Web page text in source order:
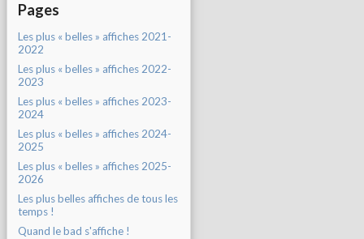
Pages
Les plus « belles » affiches 2021-
2022
Les plus « belles » affiches 2022-
2023
Les plus « belles » affiches 2023-
2024
Les plus « belles » affiches 2024-
2025
Les plus « belles » affiches 2025-
2026
Les plus belles affiches de tous les
temps !
Quand le bad s'affiche !